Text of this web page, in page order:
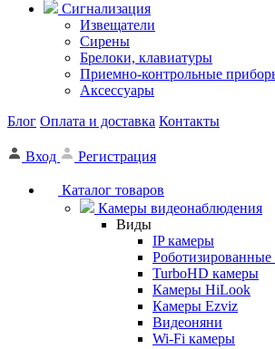
Сигнализация
Извещатели
Сирены
Брелоки, клавиатуры
Приемно-контрольные
Аксессуары
Блог Оплата и доставка Контакты
Вход Регистрация
Каталог товаров
Камеры видеонаблюдения
Виды
IP камеры
Роботизированные
TurboHD камеры
Камеры HiLook
Камеры Ezviz
Видеоняни
Wi-Fi камеры